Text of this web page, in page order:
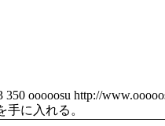
350 ooooosu http://
に入れる。